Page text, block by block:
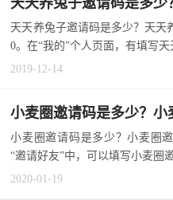
天天养兔子邀请码是多少？天天
0。在“我的”个人页面，有填写
2019-12-14
小麦圈邀请码是多少？小
小麦圈邀请码是多少？小麦圈
“邀请好友”中，可以填写小麦圈
2020-01-19